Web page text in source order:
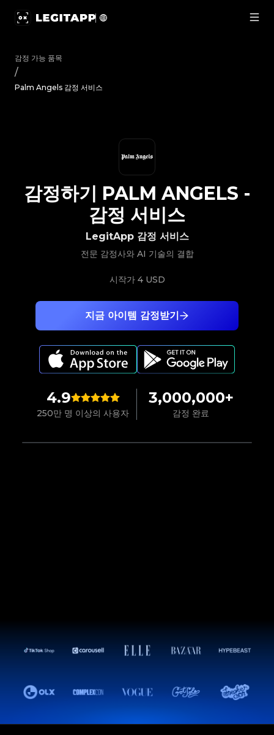
감정 가능 품목
/
Palm Angels 감정 서비스
4.9
250만 명 이상의 사용자
3,000,000+
감정 완료
지금 아이템 감정받기
LegitApp 감정 서비스
전문 감정사와 AI 기술의 결합
시작가 4 USD
감정하기 PALM ANGELS -
감정 서비스